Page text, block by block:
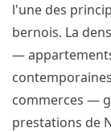
l'une des
bernois. La
—
commerces —
prestations de